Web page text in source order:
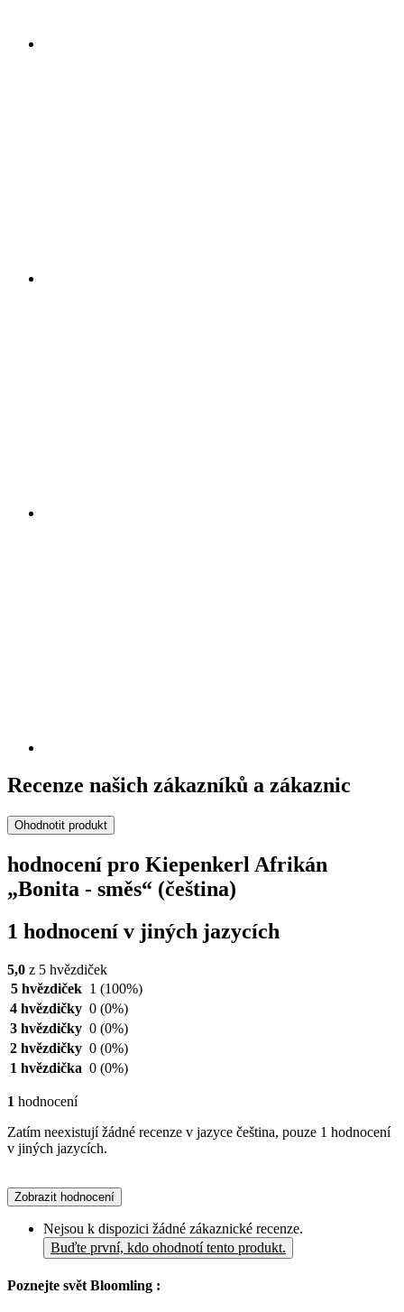
Recenze našich zákazníků a zákaznic
Ohodnotit produkt
hodnocení pro Kiepenkerl Afrikán
„Bonita - směs“ (čeština)
1 hodnocení v jiných jazycích
5,0 z 5 hvězdiček
5 hvězdiček 1 (100%)
4 hvězdičky 0 (0%)
3 hvězdičky 0 (0%)
2 hvězdičky 0 (0%)
1 hvězdička 0 (0%)
1 hodnocení
Zatím neexistují žádné recenze v jazyce čeština, pouze 1 hodnocení
v jiných jazycích.
Zobrazit hodnocení
Nejsou k dispozici žádné zákaznické recenze.
Buďte první, kdo ohodnotí tento produkt.
Poznejte svět Bloomling :